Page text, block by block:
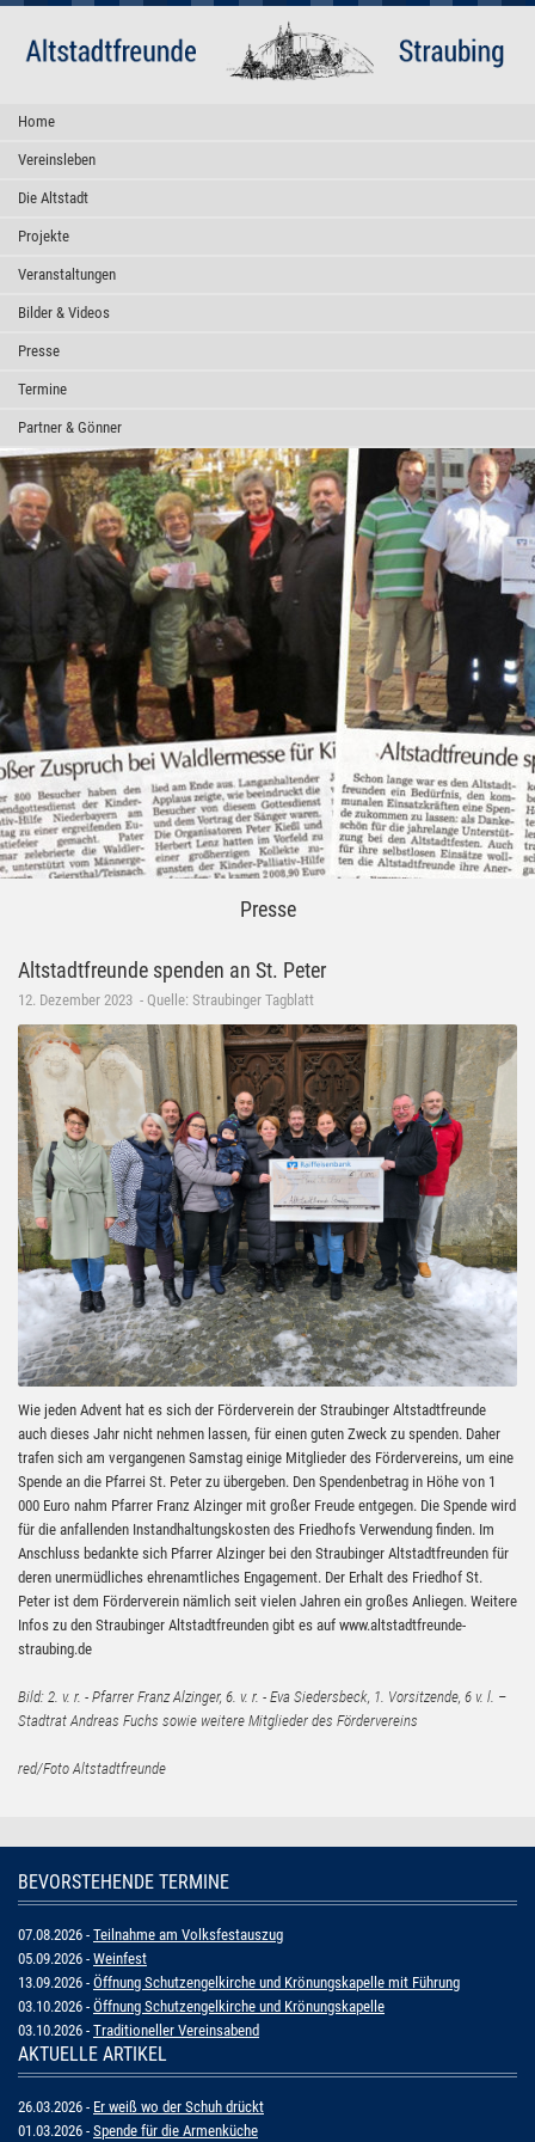
Home
Vereinsleben
Die Altstadt
Projekte
Veranstaltungen
Bilder & Videos
Presse
Termine
Partner & Gönner
Presse
Altstadtfreunde spenden an St. Peter
12. Dezember 2023 - Quelle: Straubinger Tagblatt
Wie jeden Advent hat es sich der Förderverein der Straubinger Altstadtfreunde
auch dieses Jahr nicht nehmen lassen, für einen guten Zweck zu spenden. Daher
trafen sich am vergangenen Samstag einige Mitglieder des Fördervereins, um eine
Spende an die Pfarrei St. Peter zu übergeben. Den Spendenbetrag in Höhe von 1
000 Euro nahm Pfarrer Franz Alzinger mit großer Freude entgegen. Die Spende wird
für die anfallenden Instandhaltungskosten des Friedhofs Verwendung finden. Im
Anschluss bedankte sich Pfarrer Alzinger bei den Straubinger Altstadtfreunden für
deren unermüdliches ehrenamtliches Engagement. Der Erhalt des Friedhof St.
Peter ist dem Förderverein nämlich seit vielen Jahren ein großes Anliegen. Weitere
Infos zu den Straubinger Altstadtfreunden gibt es auf www.altstadtfreunde-
straubing.de
Bild: 2. v. r. - Pfarrer Franz Alzinger, 6. v. r. - Eva Siedersbeck, 1. Vorsitzende, 6 v. l. –
Stadtrat Andreas Fuchs sowie weitere Mitglieder des Fördervereins
red/Foto Altstadtfreunde
BEVORSTEHENDE TERMINE
07.08.2026 - Teilnahme am Volksfestauszug
05.09.2026 - Weinfest
13.09.2026 - Öffnung Schutzengelkirche und Krönungskapelle mit Führung
03.10.2026 - Öffnung Schutzengelkirche und Krönungskapelle
03.10.2026 - Traditioneller Vereinsabend
AKTUELLE ARTIKEL
26.03.2026 - Er weiß wo der Schuh drückt
01.03.2026 - Spende für die Armenküche